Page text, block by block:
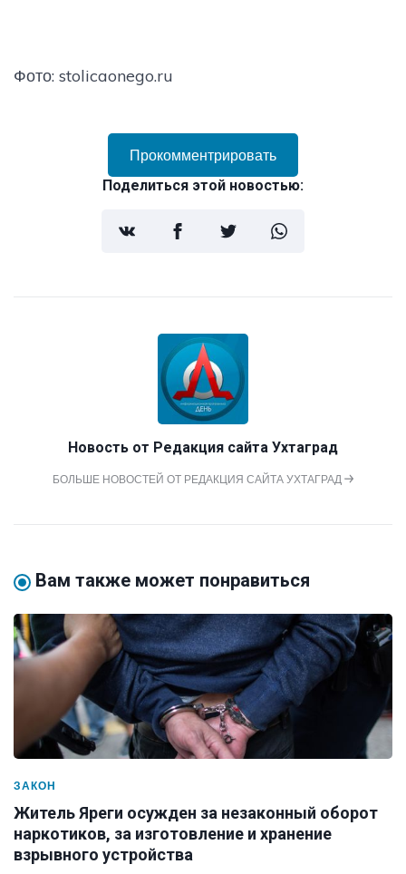
Фото: stolicaonego.ru
Прокомментрировать
Поделиться этой новостью:
Новость от Редакция сайта Ухтаград
БОЛЬШЕ НОВОСТЕЙ ОТ РЕДАКЦИЯ САЙТА УХТАГРАД
Вам также может понравиться
ЗАКОН
Житель Яреги осужден за незаконный оборот
наркотиков, за изготовление и хранение
взрывного устройства